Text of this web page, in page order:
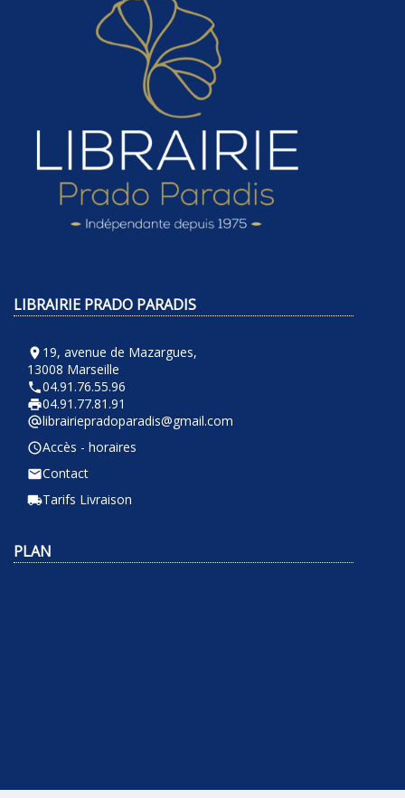
LIBRAIRIE PRADO PARADIS
room 19, avenue de Mazargues,
13008 Marseille
phone04.91.76.55.96
local_printshop04.91.77.81.91
alternate_emaillibrairiepradoparadis@gmail.com
query_builderAccès - horaires
emailContact
local_shippingTarifs Livraison
PLAN